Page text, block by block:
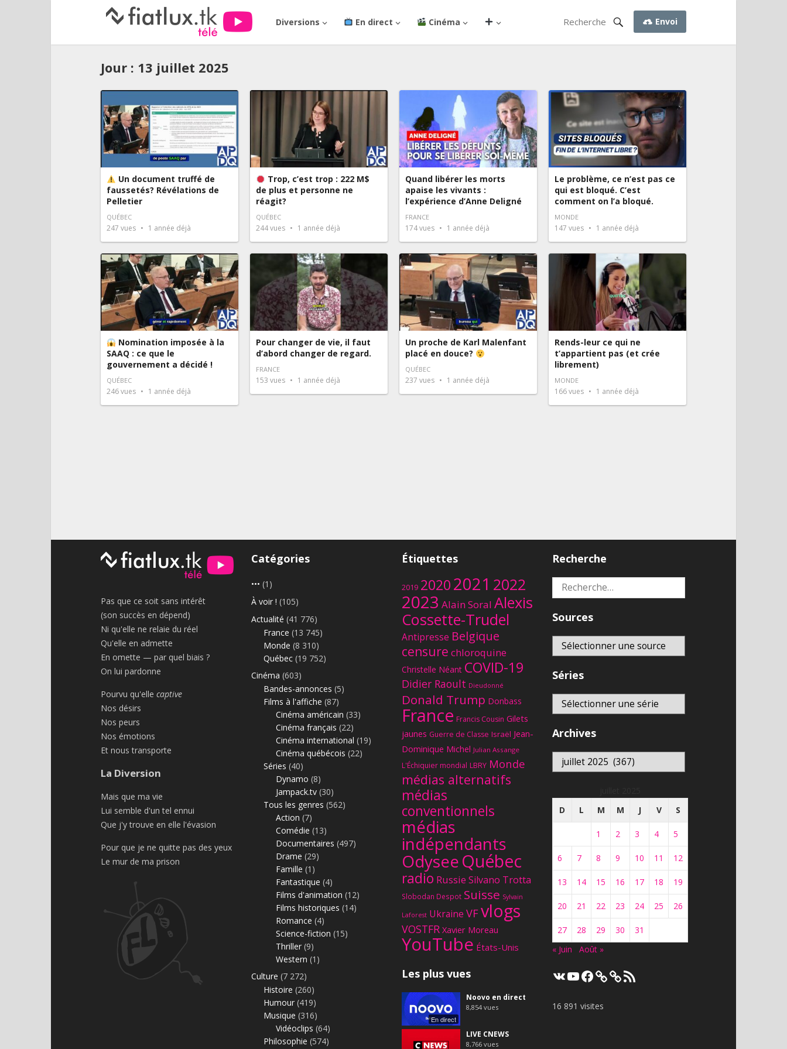
Diversions En direct Cinéma Envoi
Jour : 13 juillet 2025
Un document truffé de
faussetés? Révélations de
Pelletier
QUÉBEC
247 vues 1 année déjà
Trop, c’est trop : 222 M$
de plus et personne ne
réagit?
QUÉBEC
244vues 1 année déjà
Quand libérer les morts
apaise les vivants :
l’expérience d’Anne Deligné
FRANCE
174vues 1 année déjà
Le problème, ce n’est pas ce
qui est bloqué. C’est
comment on l’a bloqué.
MONDE
147 vues 1 année déjà
Nomination imposée à la
SAAQ : ce que le
gouvernement a décidé !
QUÉBEC
246vues 1 année déjà
Pour changer de vie, il faut
d’abord changer de regard.
FRANCE
153 vues 1 année déjà
Un proche de Karl Malenfant
placé en douce?
QUÉBEC
237 vues 1 année déjà
Rends-leur ce qui ne
t’appartient pas (et crée
librement)
MONDE
166vues 1 année déjà
Pas que ce soit sans intérêt
(son succès en dépend)
Ni qu'elle ne relaie du réel
Qu'elle en admette
En omette — par quel biais ?
On lui pardonne
Pourvu qu'elle captive
Nos désirs
Nos peurs
Nos émotions
Et nous transporte
La Diversion
Mais que ma vie
Lui semble d'un tel ennui
Que j'y trouve en elle l'évasion
Pour que je ne quitte pas des yeux
Le mur de ma prison
Catégories
••• (1)
À voir ! (105)
Actualité (41 776)
France (13 745)
Monde (8 310)
Québec (19 752)
Cinéma (603)
Bandes-annonces (5)
Films à l'affiche (87)
Cinéma américain (33)
Cinéma français (22)
Cinéma international (19)
Cinéma québécois (22)
Séries (40)
Dynamo (8)
Jampack.tv (30)
Tous les genres (562)
Action (7)
Comédie (13)
Documentaires (497)
Drame (29)
Famille (1)
Fantastique (4)
Films d'animation (12)
Films historiques (14)
Romance (4)
Science-fiction (15)
Thriller (9)
Western (1)
Culture (7 272)
Histoire (260)
Humour (419)
Musique (316)
Vidéoclips (64)
Philosophie (574)
Étiquettes
2019 20202021 2022
2023 Alain Soral Alexis
Cossette-Trudel
Antipresse Belgique
censure chloroquine
Christelle Néant COVID-19
Didier Raoult Dieudonné
Donald Trump Donbass
France Francis Cousin Gilets
jaunes Guerre de Classe Israël Jean-
Dominique Michel Julian Assange
L'Échiquier mondial LBRY Monde
médias alternatifs
médias
conventionnels
médias
indépendants
OdyseeQuébec
radio Russie Silvano Trotta
Slobodan Despot Suisse Sylvain
Laforest Ukraine VFvlogs
VOSTFR Xavier Moreau
YouTube États-Unis
Les plus vues
En direct
Noovo en direct
8,854 vues
LIVE CNEWS
8,766 vues
Recherche
Rechercher :
Sources
Séries
Archives
Archives
D
L M M J V S
1 2 3 4 5
6 7 8 9 10 11 12
13 14 15 16 17 18 19
20 21 22 23 24 25 26
27 28 29 30
31
« Juin
Août »
VK YouTube
Facebook Flux
RSS
16 891 visites